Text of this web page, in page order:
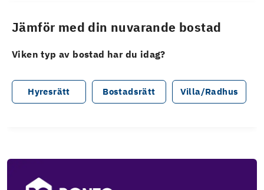
Jämför med din nuvarande bostad
Viken typ av bostad har du idag?
Hyresrätt Bostadsrätt Villa/Radhus